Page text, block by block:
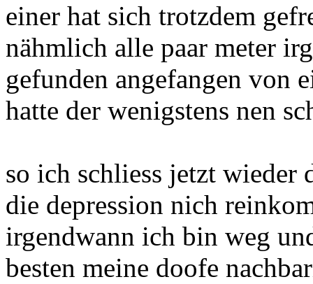
einer hat sich trotzdem
nähmlich alle paar meter
gefunden angefangen von
hatte der wenigstens nen
so ich schliess jetzt
die depression nich
irgendwann ich bin weg
besten meine doofe